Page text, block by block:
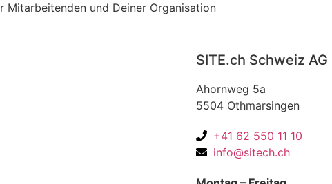
Mitarbeitenden und Deiner Organisation
SITE.ch Schweiz AG
Ahornweg 5a
5504 Othmarsingen
+41 62 550 11 10
info@sitech.ch